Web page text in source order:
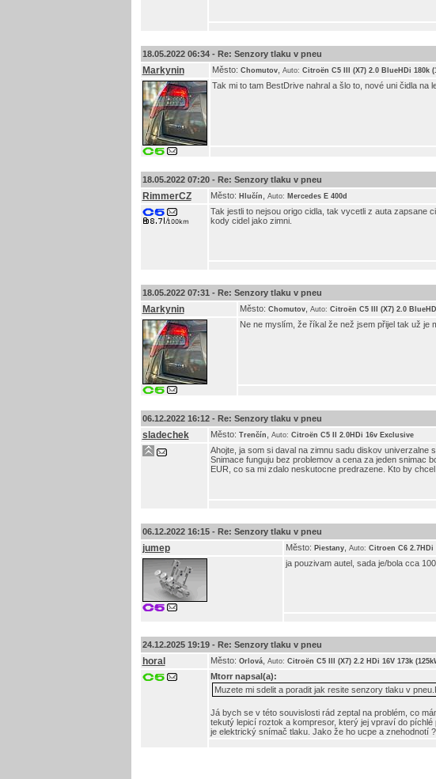
18.05.2022 06:34 - Re: Senzory tlaku v pneu
Markynin Město: Chomutov, Auto: Citroën C5 III (X7) 2.0 BlueHDi 180k
Tak mi to tam BestDrive nahral a šlo to, nové uni čidla
18.05.2022 07:20 - Re: Senzory tlaku v pneu
RimmerCZ Město: Hlučín Auto: Mercedes E 400d
Tak jestli to nejsou origo cidla, tak vycetli z auta zapsane
kody cidel jako zimni.
18.05.2022 07:31 - Re: Senzory tlaku v pneu
Markynin Město: Chomutov, Auto: Citroën C5 III (X7) 2.0
Ne ne myslím, že říkal že než jsem přijel tak už je
06.12.2022 16:12 - Re: Senzory tlaku v pneu
sladechek Město: Trenčín Auto: Citroën C5 II 2.0HDi 16v Exclusive
Ahojte, ja som si daval na zimnu sadu diskov univerzalne
Snimace funguju bez problemov a cena za jeden snimac
EUR, co sa mi zdalo neskutocne predrazene. Kto by
06.12.2022 16:15 - Re: Senzory tlaku v pneu
jumep Město: Piestany, Auto: Citroen C6 2.7HDi
ja pouzivam autel, sada je/bola cca
24.12.2025 19:19 - Re: Senzory tlaku v pneu
horal Město: Orlová, Auto: Citroën C5 III (X7) 2.2 HDi 16V 173k
Mtorrnapsal(a):
Muzete mi sdelit a poradit jak resite senzory tlaku v
Já bych se v této souvislosti rád zeptal na problém, co
tekutý lepicí roztok a kompresor, který jej vpraví do
je elektrický snímač tlaku. Jako že ho ucpe a znehodnotí